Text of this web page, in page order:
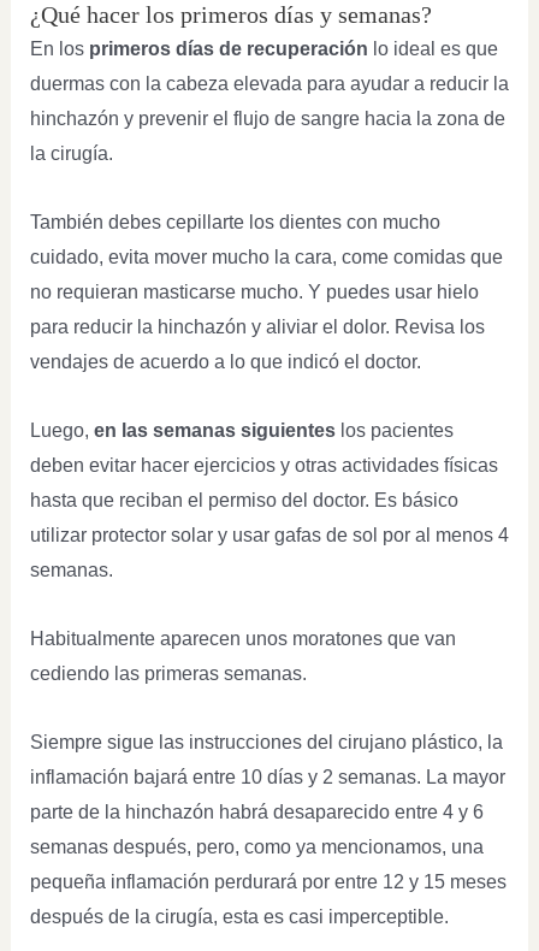
¿Qué hacer los primeros días y semanas?
En los primeros días de recuperación lo ideal es que
duermas con la cabeza elevada para ayudar a reducir la
hinchazón y prevenir el flujo de sangre hacia la zona de
la cirugía.
También debes cepillarte los dientes con mucho
cuidado, evita mover mucho la cara, come comidas que
no requieran masticarse mucho. Y puedes usar hielo
para reducir la hinchazón y aliviar el dolor. Revisa los
vendajes de acuerdo a lo que indicó el doctor.
Luego, en las semanas siguienteslos pacientes
deben evitar hacer ejercicios y otras actividades físicas
hasta que reciban el permiso del doctor. Es básico
utilizar protector solar y usar gafas de sol por al menos 4
semanas.
Habitualmente aparecen unos moratones que van
cediendo las primeras semanas.
Siempre sigue las instrucciones del cirujano plástico, la
inflamación bajará entre 10 días y 2 semanas. La mayor
parte de la hinchazón habrá desaparecido entre 4 y 6
semanas después, pero, como ya mencionamos, una
pequeña inflamación perdurará por entre 12 y 15 meses
después de la cirugía, esta es casi imperceptible.